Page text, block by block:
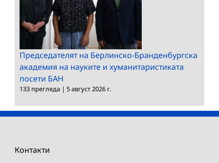
Председателят на Берлинско-Бранденбургска
академия на науките и хуманитаристиката
посети БАН
133 прегледа | 5 август 2026 г.
Контакти